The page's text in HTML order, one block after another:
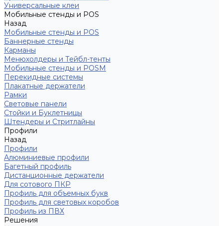
Универсальные клеи
Мобильные стенды и POS
Назад
Мобильные стенды и POS
Баннерные стенды
Карманы
Менюхолдеры и Тейбл-тенты
Мобильные стенды и POSM
Перекидные системы
Плакатные держатели
Рамки
Световые панели
Стойки и Буклетницы
Штендеры и Стритлайны
Профили
Назад
Профили
Алюминиевые профили
Багетный профиль
Дистанционные держатели
Для сотового ПКР
Профиль для объемных букв
Профиль для световых коробов
Профиль из ПВХ
Решения